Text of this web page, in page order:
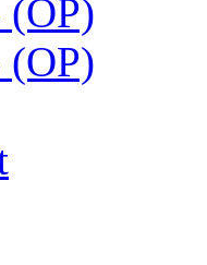
(OP)
(OP)